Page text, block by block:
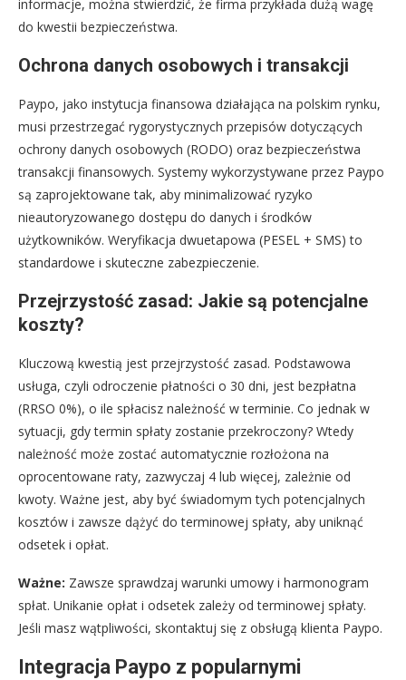
informacje, można stwierdzić, że firma przykłada dużą wagę
do kwestii bezpieczeństwa.
Ochrona danych osobowych i transakcji
Paypo, jako instytucja finansowa działająca na polskim rynku,
musi przestrzegać rygorystycznych przepisów dotyczących
ochrony danych osobowych (RODO) oraz bezpieczeństwa
transakcji finansowych. Systemy wykorzystywane przez Paypo
są zaprojektowane tak, aby minimalizować ryzyko
nieautoryzowanego dostępu do danych i środków
użytkowników. Weryfikacja dwuetapowa (PESEL + SMS) to
standardowe i skuteczne zabezpieczenie.
Przejrzystość zasad: Jakie są potencjalne
koszty?
Kluczową kwestią jest przejrzystość zasad. Podstawowa
usługa, czyli odroczenie płatności o 30 dni, jest bezpłatna
(RRSO 0%), o ile spłacisz należność w terminie. Co jednak w
sytuacji, gdy termin spłaty zostanie przekroczony? Wtedy
należność może zostać automatycznie rozłożona na
oprocentowane raty, zazwyczaj 4 lub więcej, zależnie od
kwoty. Ważne jest, aby być świadomym tych potencjalnych
kosztów i zawsze dążyć do terminowej spłaty, aby uniknąć
odsetek i opłat.
Ważne: Zawsze sprawdzaj warunki umowy i harmonogram
spłat. Unikanie opłat i odsetek zależy od terminowej spłaty.
Jeśli masz wątpliwości, skontaktuj się z obsługą klienta Paypo.
Integracja Paypo z popularnymi